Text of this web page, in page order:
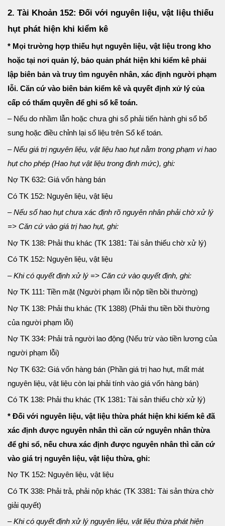
2. Tài Khoản 152: Đối với nguyên liệu, vật liệu thiếu
hụt phát hiện khi kiểm kê
* Mọi trường hợp thiếu hụt nguyên liệu, vật liệu trong kho
hoặc tại nơi quản lý, bảo quản phát hiện khi kiểm kê phải
lập biên bản và truy tìm nguyên nhân, xác định người phạm
lỗi. Căn cứ vào biên bản kiểm kê và quyết định xử lý của
cấp có thẩm quyền để ghi sổ kế toán.
– Nếu do nhầm lẫn hoặc chưa ghi sổ phải tiến hành ghi sổ bổ
sung hoặc điều chỉnh lại số liệu trên Sổ kế toán.
– Nếu giá trị nguyên liệu, vật liệu hao hụt nằm trong phạm vi hao
hụt cho phép (Hao hụt vật liệu trong định mức), ghi:
Nợ TK 632: Giá vốn hàng bán
Có TK 152: Nguyên liệu, vật liệu
– Nếu số hao hụt chưa xác định rõ nguyên nhân phải chờ xử lý
=> Căn cứ vào giá trị hao hụt, ghi:
Nợ TK 138: Phải thu khác (TK 1381: Tài sản thiếu chờ xử lý)
Có TK 152: Nguyên liệu, vật liệu
– Khi có quyết định xử lý => Căn cứ vào quyết định, ghi:
Nợ TK 111: Tiền mặt (Người phạm lỗi nộp tiền bồi thường)
Nợ TK 138: Phải thu khác (TK 1388) (Phải thu tiền bồi thường
của người phạm lỗi)
Nợ TK 334: Phải trả người lao động (Nếu trừ vào tiền lương của
người phạm lỗi)
Nợ TK 632: Giá vốn hàng bán (Phần giá trị hao hụt, mất mát
nguyên liệu, vật liệu còn lại phải tính vào giá vốn hàng bán)
Có TK 138: Phải thu khác (TK 1381: Tài sản thiếu chờ xử lý)
* Đối với nguyên liệu, vật liệu thừa phát hiện khi kiểm kê đã
xác định được nguyên nhân thì căn cứ nguyên nhân thừa
để ghi sổ, nếu chưa xác định được nguyên nhân thì căn cứ
vào giá trị nguyên liệu, vật liệu thừa, ghi:
Nợ TK 152: Nguyên liệu, vật liệu
Có TK 338: Phải trả, phải nộp khác (TK 3381: Tài sản thừa chờ
giải quyết)
– Khi có quyết định xử lý nguyên liệu, vật liệu thừa phát hiện